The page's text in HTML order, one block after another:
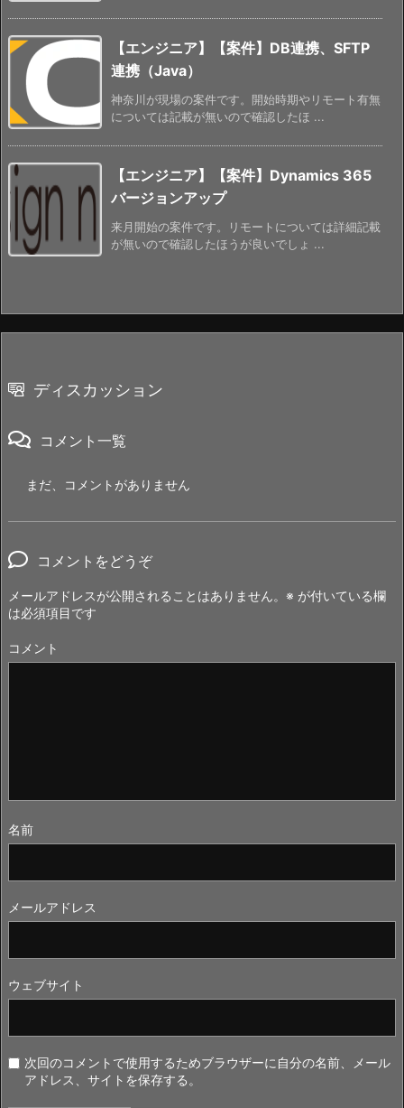
【エンジニア】【案件】DB連携、SFTP
連携（Java）
神奈川が現場の案件です。開始時期やリモート有無
については記載が無いので確認したほ ...
【エンジニア】【案件】Dynamics 365
バージョンアップ
来月開始の案件です。リモートについては詳細記載
が無いので確認したほうが良いでしょ ...
ディスカッション
コメント一覧
まだ、コメントがありません
コメントをどうぞ
メールアドレスが公開されることはありません。 ※ が付いている欄
は必須項目です
コメント
名前
メールアドレス
ウェブサイト
次回のコメントで使用するためブラウザーに自分の名前、メール
アドレス、サイトを保存する。